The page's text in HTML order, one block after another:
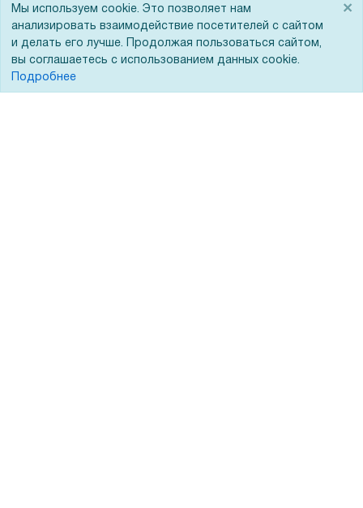
Кредитование
Госучреждениям
Тендеры
Мы используем cookie. Это позволяет нам
анализировать взаимодействие посетителей с сайтом
и делать его лучше. Продолжая пользоваться сайтом,
вы соглашаетесь с использованием данных cookie.
Подробнее
×